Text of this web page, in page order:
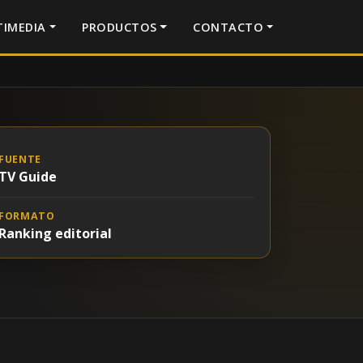
PRODUCTOS CONTACTO
FUENTE
TV Guide
FORMATO
Ranking editorial